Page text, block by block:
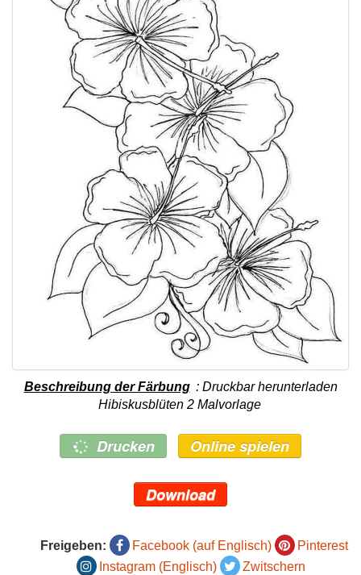
Beschreibung der Färbung : Druckbar herunterladen
Hibiskusblüten 2 Malvorlage
Drucken Online spielen
Download
Freigeben: Facebook (auf Englisch)
Pinterest
Instagram (Englisch)
Zwitschern